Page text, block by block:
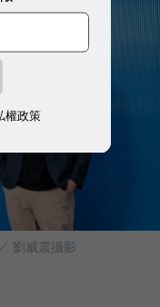
劉威震攝影
權政策